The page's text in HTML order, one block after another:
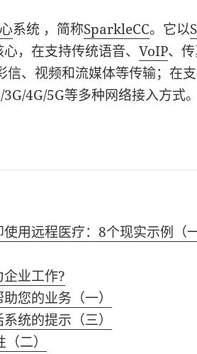
系统 ，简称SparkleCC。它以
，在支持传统语音、VoIP、
信、视频和流媒体等传输；在
4G/5G等多种网络接入方式。
用远程医疗：8个现实示例（一
业工作?
您的业务（一）
统的提示（三）
二）